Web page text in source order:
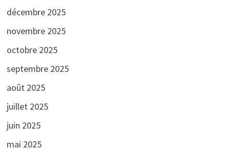
décembre 2025
novembre 2025
octobre 2025
septembre 2025
août 2025
juillet 2025
juin 2025
mai 2025